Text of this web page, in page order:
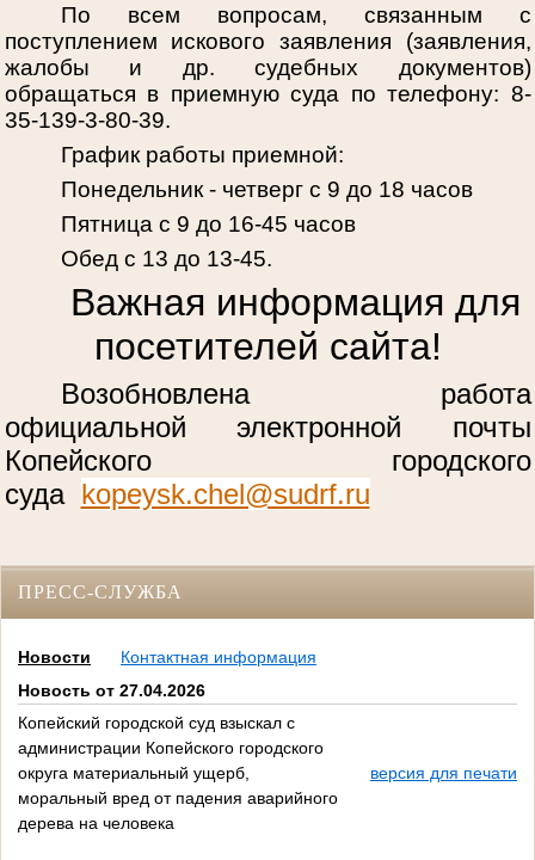
По всем вопросам, связанным с
поступлением искового заявления (заявления,
жалобы и др. судебных документов)
обращаться в приемную суда по телефону: 8-
35-139-3-80-39.
График работы приемной:
Понедельник - четверг с 9 до 18 часов
Пятница с 9 до 16-45 часов
Обед с 13 до 13-45.
Важная информация для
посетителей сайта!
Возобновлена работа
официальной электронной почты
Копейского городского
суда kopeysk.chel@sudrf.ru
ПРЕСС-СЛУЖБА
Новости
Контактная информация
Новость от 27.04.2026
Копейский городской суд взыскал с
администрации Копейского городского
округа материальный ущерб,
моральный вред от падения аварийного
дерева на человека
версия для печати